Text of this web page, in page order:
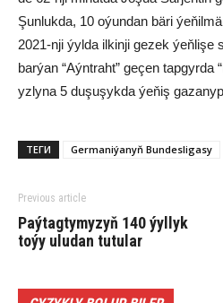
Şunlukda, 10 oýundan bäri
2021-nji ýylda ilkinji gezek ýeňlişe
barýan “Aýntraht” geçen tapgyrda
yzlyna 5 duşuşykda ýeňiş
ТЕГИ Germaniýanyň Bundesligasy
Previous article
Paýtagtymyzyň 140 ýyllyk
toýy uludan tutular